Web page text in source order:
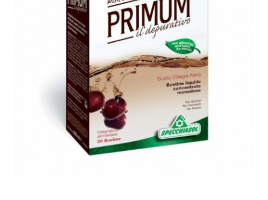
Оформление заказа